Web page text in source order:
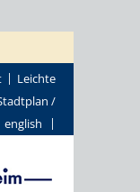
Leichte
/
english